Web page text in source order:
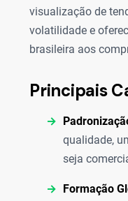
visualização de
volatilidade e
brasileira aos
Principais
qualidade,
seja
Formação